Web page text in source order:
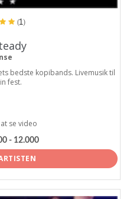
(1)
bedste kopibands. Livemusik til
fest.
se video
- 12.000